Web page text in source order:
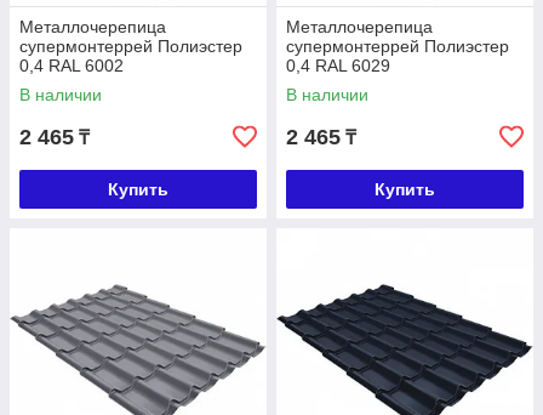
Металлочерепица
супермонтеррей Полиэстер
0,4 RAL 6002
В наличии
2 465 ₸
Купить
Металлочерепица
супермонтеррей Полиэстер
0,4 RAL 6029
В наличии
2 465 ₸
Купить